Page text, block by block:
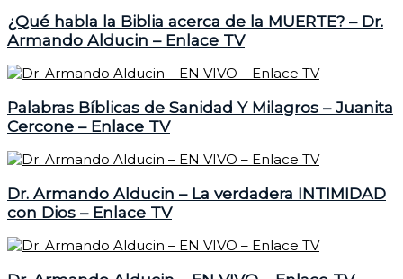
¿Qué habla la Biblia acerca de la MUERTE? – Dr.
Armando Alducin – Enlace TV
Palabras Bíblicas de Sanidad Y Milagros – Juanita
Cercone – Enlace TV
Dr. Armando Alducin – La verdadera INTIMIDAD
con Dios – Enlace TV